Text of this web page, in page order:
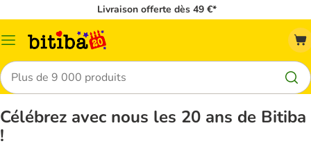
Livraison offerte dès 49 €*
Menu
Rechercher
Célébrez avec nous les 20 ans de Bitiba
!